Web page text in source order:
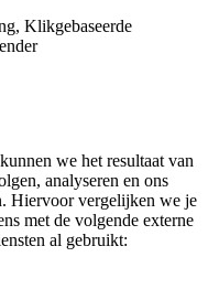
Klikgebaseerde
we het resultaat van
analyseren en ons
Hiervoor vergelijken we je
met de volgende externe
al gebruikt: